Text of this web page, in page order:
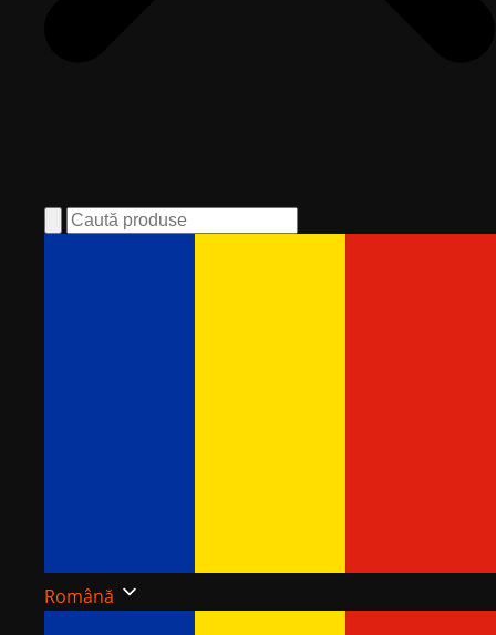
Română